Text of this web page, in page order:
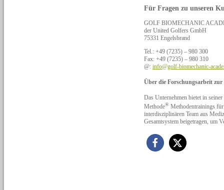
Für Fragen zu unseren
GOLF BIOMECHANIC
der United Golfers GmbH
75331 Engelsbrand
Tel.: +49 (7235) – 980 300
Fax: +49 (7235) – 980 310
@: info@golf-biomechanic-
Über die Forschungsarbeit
Das Unternehmen bietet in
Methode® Methodentrainings für
interdisziplinären Team aus
Gesamtsystem beigetragen, um